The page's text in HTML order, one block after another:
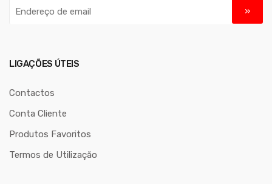
r
ç
e
e
LIGAÇÕES ÚTEIS
Contactos
Conta Cliente
Produtos Favoritos
Termos de Utilização